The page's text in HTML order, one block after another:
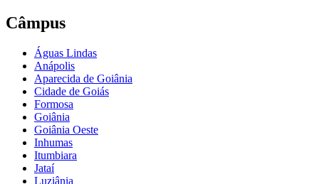
Câmpus
Águas Lindas
Anápolis
Aparecida de Goiânia
Cidade de Goiás
Formosa
Goiânia
Goiânia Oeste
Inhumas
Itumbiara
Jataí
Luziânia